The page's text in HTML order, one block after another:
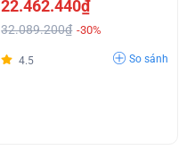
22.462.440₫
32.089.200₫ -30%
4.5 So sánh